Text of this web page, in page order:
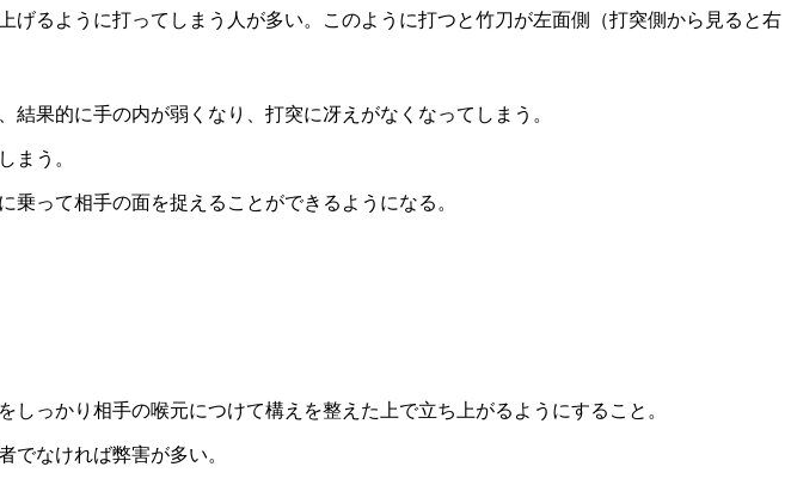
るように打ってしまう人が多い。このように打つと竹刀が左面側（打突側から見ると右
果的に手の内が弱くなり、打突に冴えがなくなってしまう。
まう。
って相手の面を捉えることができるようになる。
っかり相手の喉元につけて構えを整えた上で立ち上がるようにすること。
でなければ弊害が多い。